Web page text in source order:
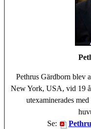
Pethrus Gärdborn blev
New York, USA, vid 19
utexaminerades
Se: